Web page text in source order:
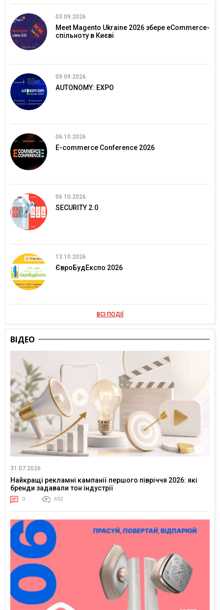
03.09.2026
Meet Magento Ukraine 2026 збере eCommerce-
спільноту в Києві
09.09.2026
AUTONOMY: EXPO
06.10.2026
E-commerce Conference 2026
06.10.2026
SECURITY 2.0
13.10.2026
ЄвроБудЕкспо 2026
ВСІ ПОДІЇ
ВІДЕО
31.07.2026
Найкращі рекламні кампанії першого півріччя 2026: які
бренди задавали тон індустрії
0 692